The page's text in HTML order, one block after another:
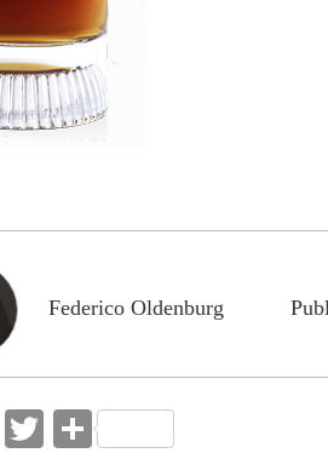
Federico Oldenburg
F
T C